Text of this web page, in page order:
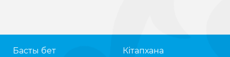
Басты бет
Кітапхана